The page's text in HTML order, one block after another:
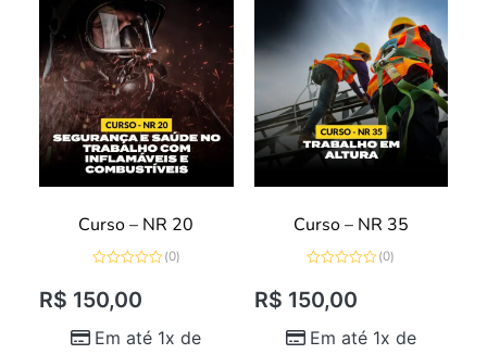
Curso – NR 20
0
de
(0)
R$ 150,00
Em até 1x de
Curso – NR 35
0
de
(0)
R$ 150,00
Em até 1x de